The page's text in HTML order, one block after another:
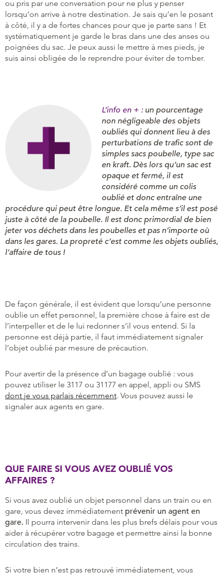
ou pris par une conversation pour ne plus y penser
lorsqu’on arrive à notre destination. Je sais qu’en le posant
à côté, il y a de fortes chances pour que je parte sans ! Et
systématiquement je garde le bras dans une des anses ou
poignées du sac. Je peux aussi le mettre à mes pieds, je
suis ainsi obligée de le reprendre pour éviter de tomber.
L’info en + : un pourcentage
non négligeable des objets
oubliés qui donnent lieu à des
perturbations de trafic sont de
simples sacs poubelle, type sac
en kraft. Dès lors qu’un sac est
opaque et fermé, il est
considéré comme un colis
oublié et donc entraîne une
procédure qui peut être longue. Et cela même s’il est posé
juste à côté de la poubelle. Il est donc primordial de bien
jeter vos déchets dans les poubelles et pas n’importe où
dans les gares. La propreté c’est comme les objets oubliés,
l’affaire de tous !
De façon générale, il est évident que lorsqu’une personne
oublie un effet personnel, la première chose à faire est de
l’interpeller et de le lui redonner s’il vous entend. Si la
personne est déjà partie, il faut immédiatement signaler
l’objet oublié par mesure de précaution.
Pour avertir de la présence d’un bagage oublié : vous
pouvez utiliser le 3117 ou 31177 en appel, appli ou SMS
dont je vous parlais récemment. Vous pouvez aussi le
signaler aux agents en gare.
QUE FAIRE SI VOUS AVEZ OUBLIÉ VOS
AFFAIRES ?
Si vous avez oublié un objet personnel dans un train ou en
gare, vous devez immédiatement prévenir un agent en
gare. Il pourra intervenir dans les plus brefs délais pour vous
aider à récupérer votre bagage et permettre ainsi la bonne
circulation des trains.
Si votre bien n’est pas retrouvé immédiatement, vous